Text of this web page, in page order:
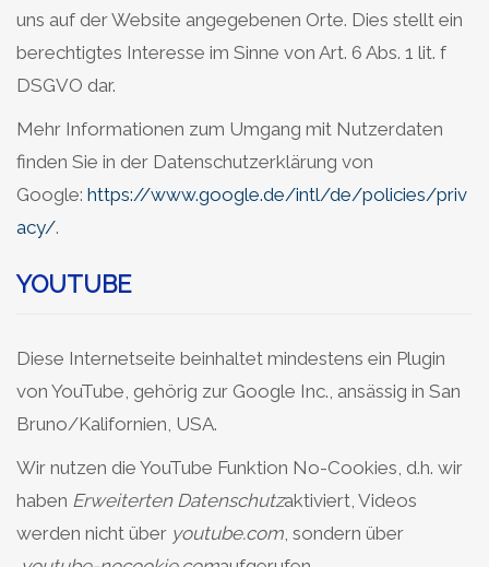
uns auf der Website angegebenen Orte. Dies stellt ein
berechtigtes Interesse im Sinne von Art. 6 Abs. 1 lit. f
DSGVO dar.
Mehr Informationen zum Umgang mit Nutzerdaten
finden Sie in der Datenschutzerklärung von
Google: https://www.google.de/intl/de/policies/priv
acy/.
YOUTUBE
Diese Internetseite beinhaltet mindestens ein Plugin
von YouTube, gehörig zur Google Inc., ansässig in San
Bruno/Kalifornien, USA.
Wir nutzen die YouTube Funktion No-Cookies, d.h. wir
haben Erweiterten Datenschutzaktiviert, Videos
werden nicht über youtube.com, sondern über